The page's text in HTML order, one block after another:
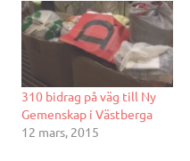
310 bidrag på väg till Ny
Gemenskap i Västberga
12 mars, 2015